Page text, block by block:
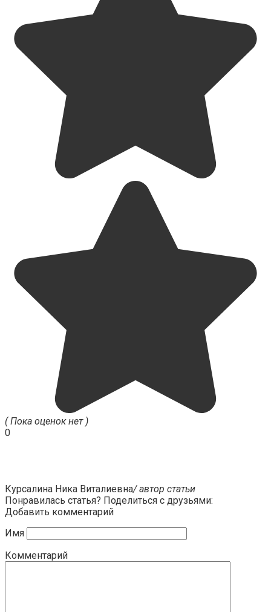
( Пока оценок нет )
0
Курсалина Ника Виталиевна/ автор статьи
Понравилась статья? Поделиться с друзьями:
Добавить комментарий
Имя
Комментарий